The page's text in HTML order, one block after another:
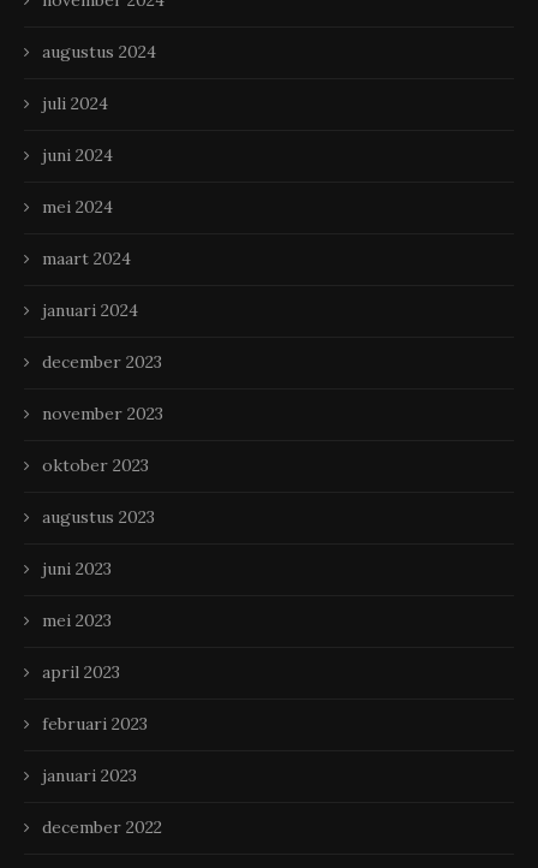
augustus 2024
juli 2024
juni 2024
mei 2024
maart 2024
januari 2024
december 2023
november 2023
oktober 2023
augustus 2023
juni 2023
mei 2023
april 2023
februari 2023
januari 2023
december 2022